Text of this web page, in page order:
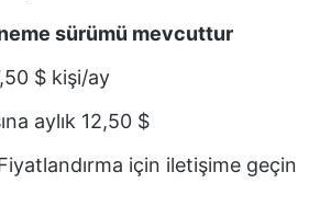
sürümü mevcuttur
$ kişi/ay
aylık 12,50 $
için iletişime geçin